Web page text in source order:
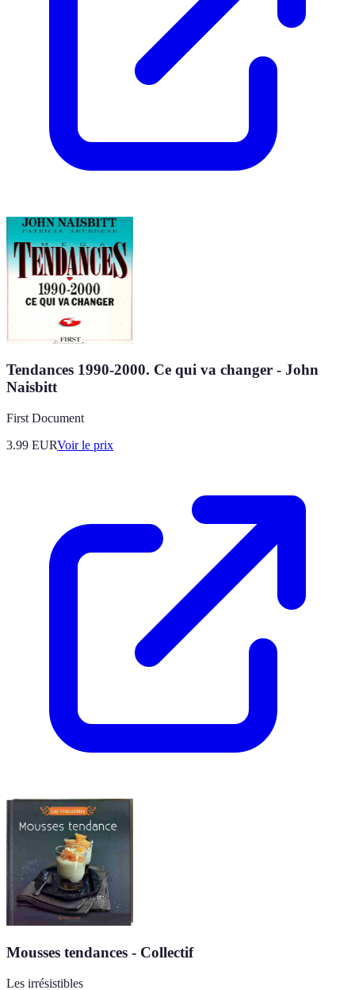
Tendances 1990-2000. Ce qui va changer - John
Naisbitt
First Document
3.99 EURVoir le prix
Mousses tendances - Collectif
Les irrésistibles